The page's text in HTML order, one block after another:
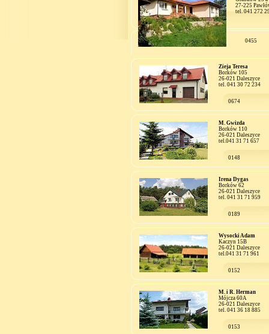
27-225
tel. 041 272
0455
Zieja Teresa
Borków 105
26-021 Daleszyce
tel. 041 30 72 234
0674
M. Gwizda
Borków 110
26-021 Daleszyce
tel.041 31 71 657
0148
Irena Dygas
Borków 62
26-021 Daleszyce
tel. 041 31 71 959
0189
Wysocki Adam
Kaczyn 15B
26-021 Daleszyce
tel.041 31 71 961
0152
M. i R. Herman
Mójcza 60A
26-021 Daleszyce
tel. 041 36 18 885
0153